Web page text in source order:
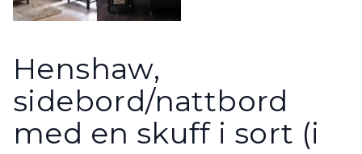
Henshaw,
sidebord/nattbord
med en skuff i sort (i